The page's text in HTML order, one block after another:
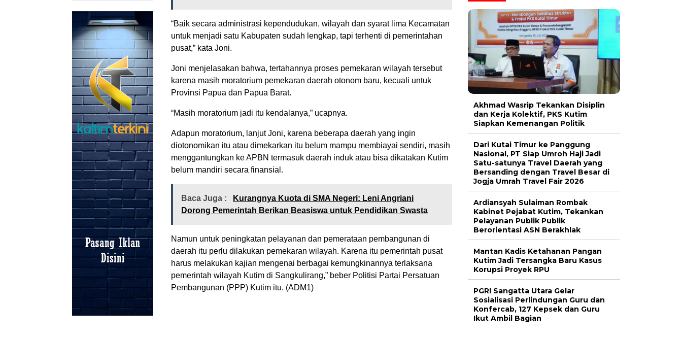
“Baik secara administrasi kependudukan, wilayah dan syarat lima Kecamatan
untuk menjadi satu Kabupaten sudah lengkap, tapi terhenti di pemerintahan
pusat,” kata Joni.
Joni menjelasakan bahwa, tertahannya proses pemekaran wilayah tersebut
karena masih moratorium pemekaran daerah otonom baru, kecuali untuk
Provinsi Papua dan Papua Barat.
“Masih moratorium jadi itu kendalanya,” ucapnya.
Adapun moratorium, lanjut Joni, karena beberapa daerah yang ingin
diotonomikan itu atau dimekarkan itu belum mampu membiayai sendiri, masih
menggantungkan ke APBN termasuk daerah induk atau bisa dikatakan Kutim
belum mandiri secara finansial.
Baca Juga :
Kurangnya Kuota di SMA Negeri: Leni Angriani
Dorong Pemerintah Berikan Beasiswa untuk Pendidikan Swasta
Namun untuk peningkatan pelayanan dan pemerataan pembangunan di
daerah itu perlu dilakukan pemekaran wilayah. Karena itu pemerintah pusat
harus melakukan kajian mengenai berbagai kemungkinannya terlaksana
pemerintah wilayah Kutim di Sangkulirang,” beber Politisi Partai Persatuan
Pembangunan (PPP) Kutim itu. (ADM1)
Akhmad Wasrip Tekankan Disiplin
dan Kerja Kolektif, PKS Kutim
Siapkan Kemenangan Politik
Dari Kutai Timur ke Panggung
Nasional, PT Siap Umroh Haji Jadi
Satu-satunya Travel Daerah yang
Bersanding dengan Travel Besar di
Jogja Umrah Travel Fair 2026
Ardiansyah Sulaiman Rombak
Kabinet Pejabat Kutim, Tekankan
Pelayanan Publik Publik
Berorientasi ASN Berakhlak
Mantan Kadis Ketahanan Pangan
Kutim Jadi Tersangka Baru Kasus
Korupsi Proyek RPU
PGRI Sangatta Utara Gelar
Sosialisasi Perlindungan Guru dan
Konfercab, 127 Kepsek dan Guru
Ikut Ambil Bagian